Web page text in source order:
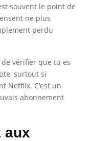
souvent le point de
ne plus
perdu
vérifier que tu es
surtout si
Netflix. C’est un
abonnement
aux